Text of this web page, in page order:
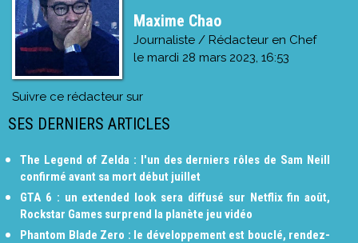
Maxime Chao
Journaliste / Rédacteur en Chef
le mardi 28 mars 2023, 16:53
Suivre ce rédacteur sur
SES DERNIERS ARTICLES
The Legend of Zelda : l'un des derniers rôles de Sam Neill
confirmé avant sa mort début juillet
GTA 6 : un extended look sera diffusé sur Netflix fin août,
Rockstar Games surprend la planète jeu vidéo
Phantom Blade Zero : le développement est bouclé, rendez-